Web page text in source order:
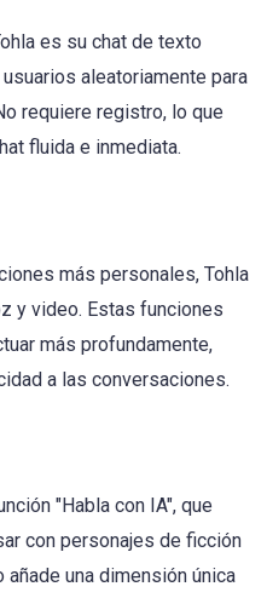
es su chat de texto
aleatoriamente para
requiere registro, lo que
fluida e inmediata.
más personales, Tohla
y video. Estas funciones
más profundamente,
a las conversaciones.
"Habla con IA", que
con personajes de ficción
una dimensión única